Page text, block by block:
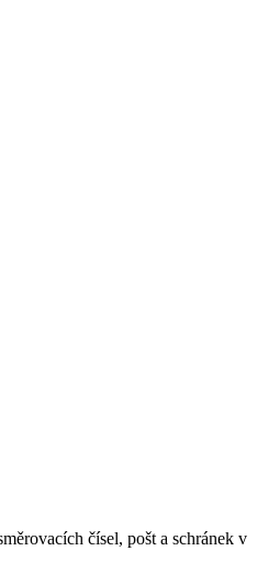
čísel, pošt a schránek v